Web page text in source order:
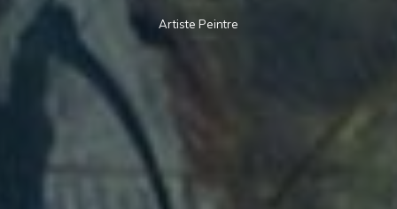
Artiste Peintre